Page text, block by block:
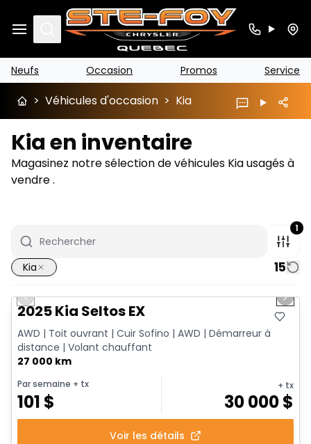
Search
Neufs Occasion Promos Service
> Véhicules d'occasion > Kia
Kia en inventaire
Magasinez notre sélection de véhicules Kia usagés à
vendre .
1
Kia 15
Très bonne offre
Previous slide Next
2025 Kia Seltos EX
AWD | Toit ouvrant | Cuir Sofino | AWD | Démarreur à
distance | Volant chauffant
27 000 km
Par semaine + tx
101 $
+ tx
30 000$
Voir les détails